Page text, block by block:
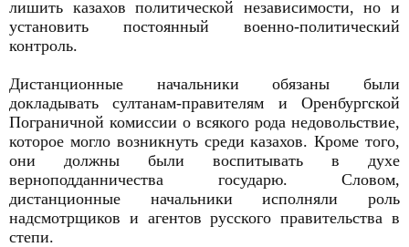
лишить казахов политической независимости, но и
установить постоянный военно-политический
контроль.
Дистанционные начальники обязаны были
докладывать султанам-правителям и Оренбургской
Пограничной комиссии о всякого рода недовольствие,
которое могло возникнуть среди казахов. Кроме того,
они должны были воспитывать в духе
верноподданничества государю. Словом,
дистанционные начальники исполняли роль
надсмотрщиков и агентов русского правительства в
степи.